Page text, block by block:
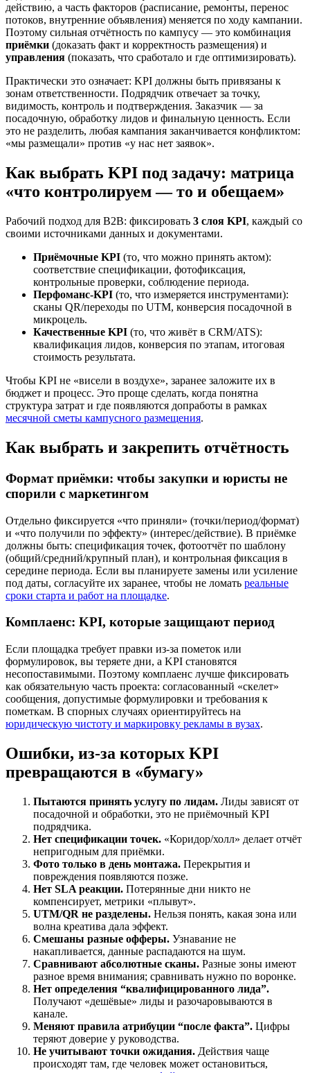
действию, а часть факторов (расписание, ремонты, перенос
потоков, внутренние объявления) меняется по ходу кампании.
Поэтому сильная отчётность по кампусу — это комбинация
приёмки (доказать факт и корректность размещения) и
управления (показать, что сработало и где оптимизировать).
Практически это означает: KPI должны быть привязаны к
зонам ответственности. Подрядчик отвечает за точку,
видимость, контроль и подтверждения. Заказчик — за
посадочную, обработку лидов и финальную ценность. Если
это не разделить, любая кампания заканчивается конфликтом:
«мы размещали» против «у нас нет заявок».
Как выбрать KPI под задачу: матрица
«что контролируем — то и обещаем»
Рабочий подход для B2B: фиксировать 3 слоя KPI, каждый со
своими источниками данных и документами.
Приёмочные KPI (то, что можно принять актом):
соответствие спецификации, фотофиксация,
контрольные проверки, соблюдение периода.
Перфоманс-KPI (то, что измеряется инструментами):
сканы QR/переходы по UTM, конверсия посадочной в
микроцель.
Качественные KPI (то, что живёт в CRM/ATS):
квалификация лидов, конверсия по этапам, итоговая
стоимость результата.
Чтобы KPI не «висели в воздухе», заранее заложите их в
бюджет и процесс. Это проще сделать, когда понятна
структура затрат и где появляются допработы в рамках
месячной сметы кампусного размещения.
Как выбрать и закрепить отчётность
Формат приёмки: чтобы закупки и юристы не
спорили с маркетингом
Отдельно фиксируется «что приняли» (точки/период/формат)
и «что получили по эффекту» (интерес/действие). В приёмке
должны быть: спецификация точек, фотоотчёт по шаблону
(общий/средний/крупный план), и контрольная фиксация в
середине периода. Если вы планируете замены или усиление
под даты, согласуйте их заранее, чтобы не ломать реальные
сроки старта и работ на площадке.
Комплаенс: KPI, которые защищают период
Если площадка требует правки из-за пометок или
формулировок, вы теряете дни, а KPI становятся
несопоставимыми. Поэтому комплаенс лучше фиксировать
как обязательную часть проекта: согласованный «скелет»
сообщения, допустимые формулировки и требования к
пометкам. В спорных случаях ориентируйтесь на
юридическую чистоту и маркировку рекламы в вузах.
Ошибки, из-за которых KPI
превращаются в «бумагу»
Пытаются принять услугу по лидам. Лиды зависят от
посадочной и обработки, это не приёмочный KPI
подрядчика.
Нет спецификации точек. «Коридор/холл» делает отчёт
непригодным для приёмки.
Фото только в день монтажа. Перекрытия и
повреждения появляются позже.
Нет SLA реакции. Потерянные дни никто не
компенсирует, метрики «плывут».
UTM/QR не разделены. Нельзя понять, какая зона или
волна креатива дала эффект.
Смешаны разные офферы. Узнавание не
накапливается, данные распадаются на шум.
Сравнивают абсолютные сканы. Разные зоны имеют
разное время внимания; сравнивать нужно по воронке.
Нет определения “квалифицированного лида”.
Получают «дешёвые» лиды и разочаровываются в
канале.
Меняют правила атрибуции “после факта”. Цифры
теряют доверие у руководства.
Не учитывают точки ожидания. Действия чаще
происходят там, где человек может остановиться,